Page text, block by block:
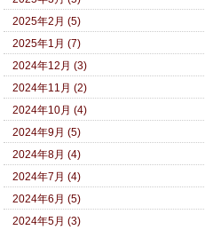
2025年2月 (5)
2025年1月 (7)
2024年12月 (3)
2024年11月 (2)
2024年10月 (4)
2024年9月 (5)
2024年8月 (4)
2024年7月 (4)
2024年6月 (5)
2024年5月 (3)